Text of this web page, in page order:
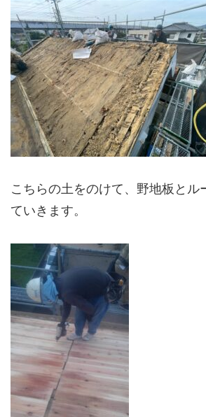
こちらの土をのけて、野地板とル
ていきます。